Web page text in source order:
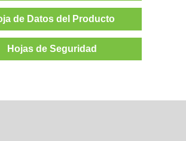
de Datos del Producto
Hojas de Seguridad